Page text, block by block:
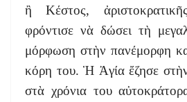
ἢ Κέστος,
φρόντισε νὰ δώσει τὴ
μόρφωση στὴν πανέμορφη
κόρη του. Ἡ Ἀγία ἔζησε
στὰ χρόνια του